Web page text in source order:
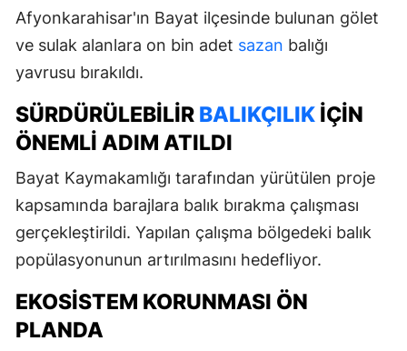
Afyonkarahisar'ın Bayat ilçesinde bulunan gölet
ve sulak alanlara on bin adet sazan balığı
yavrusu bırakıldı.
SÜRDÜRÜLEBILIR BALIKÇILIK İÇIN
ÖNEMLI ADIM ATILDI
Bayat Kaymakamlığı tarafından yürütülen proje
kapsamında barajlara balık bırakma çalışması
gerçekleştirildi. Yapılan çalışma bölgedeki balık
popülasyonunun artırılmasını hedefliyor.
EKOSISTEM KORUNMASI ÖN
PLANDA